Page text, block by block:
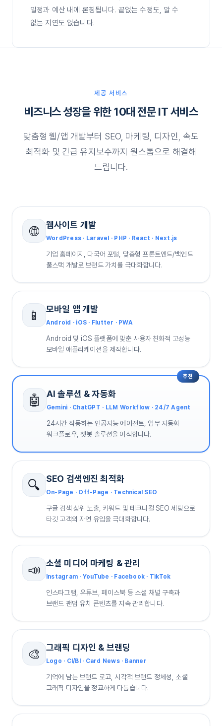
일정과 예산 내에 론칭됩니다. 끝없는 수정도, 알 수
없는 지연도 없습니다.
제공 서비스
비즈니스 성장을 위한 10대 전문 IT 서비스
맞춤형 웹/앱 개발부터 SEO, 마케팅, 디자인, 속도
최적화 및 긴급 유지보수까지 원스톱으로 해결해
드립니다.
🌐 웹사이트 개발
WordPress · Laravel · PHP · React · Next.js
기업 홈페이지, 다국어 포털, 맞춤형 프론트엔드/백엔드
풀스택 개발로 브랜드 가치를 극대화합니다.
📱 모바일 앱 개발
Android · iOS · Flutter · PWA
Android 및 iOS 플랫폼에 맞춘 사용자 친화적 고성능
모바일 애플리케이션을 제작합니다.
추천
🤖 AI 솔루션 & 자동화
Gemini · ChatGPT · LLM Workflow · 24/7 Agent
24시간 작동하는 인공지능 에이전트, 업무 자동화
워크플로우, 챗봇 솔루션을 이식합니다.
🔍 SEO 검색엔진 최적화
On-Page · Off-Page · Technical SEO
구글 검색 상위 노출, 키워드 및 테크니컬 SEO 세팅으로
타깃 고객의 자연 유입을 극대화합니다.
📣 소셜 미디어 마케팅 & 관리
Instagram · YouTube · Facebook · TikTok
인스타그램, 유튜브, 페이스북 등 소셜 채널 구축과
브랜드 팬덤 유치 콘텐츠를 지속 관리합니다.
🎨 그래픽 디자인 & 브랜딩
Logo · CI/BI · Card News · Banner
기억에 남는 브랜드 로고, 시각적 브랜드 정체성, 소셜
그래픽 디자인을 정교하게 다듬습니다.